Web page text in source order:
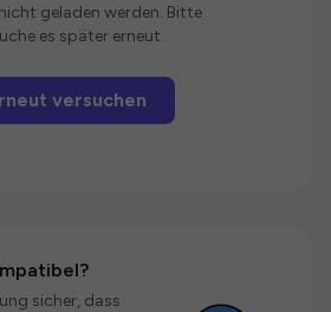
geladen werden. Bitte
es später erneut.
versuchen
sicher, dass